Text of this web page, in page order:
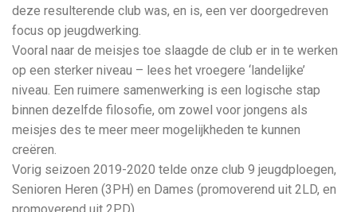
deze resulterende club was, en is, een ver doorgedreven
focus op jeugdwerking.
Vooral naar de meisjes toe slaagde de club er in te werken
op een sterker niveau – lees het vroegere ‘landelijke’
niveau. Een ruimere samenwerking is een logische stap
binnen dezelfde filosofie, om zowel voor jongens als
meisjes des te meer meer mogelijkheden te kunnen
creëren.
Vorig seizoen 2019-2020 telde onze club 9 jeugdploegen,
Senioren Heren (3PH) en Dames (promoverend uit 2LD, en